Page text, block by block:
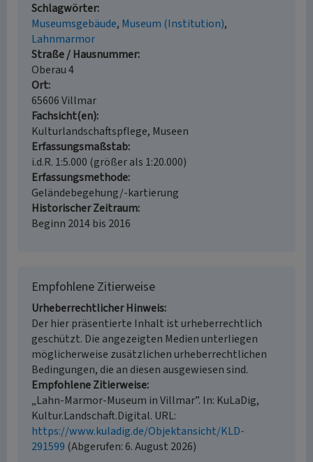
Schlagwörter
Museumsgebäude Museum (Institution)
Lahnmarmor
Straße / Hausnummer
Oberau 4
Ort
65606 Villmar
Fachsicht(en)
Kulturlandschaftspflege, Museen
Erfassungsmaßstab
i.d.R. 1:5.000 (größer als 1:20.000)
Erfassungsmethode
Geländebegehung/-kartierung
Historischer Zeitraum
Beginn 2014 bis 2016
Empfohlene Zitierweise
Urheberrechtlicher Hinweis
Der hier präsentierte Inhalt ist urheberrechtlich
geschützt. Die angezeigten Medien unterliegen
möglicherweise zusätzlichen urheberrechtlichen
Bedingungen, die an diesen ausgewiesen sind.
Empfohlene Zitierweise
„Lahn-Marmor-Museum in Villmar”. In: KuLaDig,
Kultur.Landschaft.Digital. URL:
https://www.kuladig.de/Objektansicht/KLD-
291599 (Abgerufen: 6. August 2026)